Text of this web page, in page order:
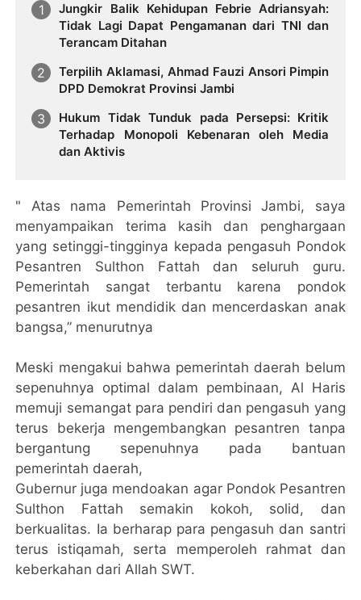
Jungkir Balik Kehidupan Febrie Adriansyah:
Tidak Lagi Dapat Pengamanan dari TNI dan
Terancam Ditahan
Terpilih Aklamasi, Ahmad Fauzi Ansori Pimpin
DPD Demokrat Provinsi Jambi
Hukum Tidak Tunduk pada Persepsi: Kritik
Terhadap Monopoli Kebenaran oleh Media
dan Aktivis
" Atas nama Pemerintah Provinsi Jambi, saya
menyampaikan terima kasih dan penghargaan
yang setinggi-tingginya kepada pengasuh Pondok
Pesantren Sulthon Fattah dan seluruh guru.
Pemerintah sangat terbantu karena pondok
pesantren ikut mendidik dan mencerdaskan anak
bangsa,” menurutnya
Meski mengakui bahwa pemerintah daerah belum
sepenuhnya optimal dalam pembinaan, Al Haris
memuji semangat para pendiri dan pengasuh yang
terus bekerja mengembangkan pesantren tanpa
bergantung sepenuhnya pada bantuan
pemerintah daerah,
Gubernur juga mendoakan agar Pondok Pesantren
Sulthon Fattah semakin kokoh, solid, dan
berkualitas. Ia berharap para pengasuh dan santri
terus istiqamah, serta memperoleh rahmat dan
keberkahan dari Allah SWT.